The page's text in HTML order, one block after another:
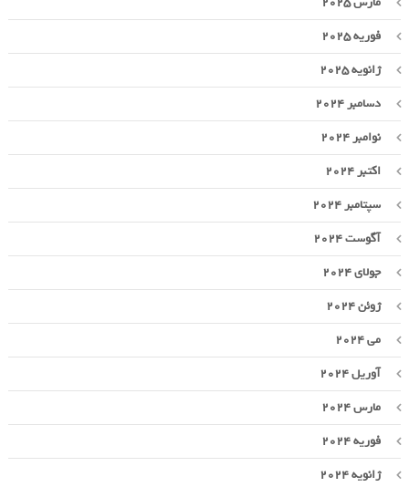
فوریه 2025
ژانویه 2025
دسامبر 2024
نوامبر 2024
اکتبر 2024
سپتامبر 2024
آگوست 2024
جولای 2024
ژوئن 2024
می 2024
آوریل 2024
مارس 2024
فوریه 2024
ژانویه 2024